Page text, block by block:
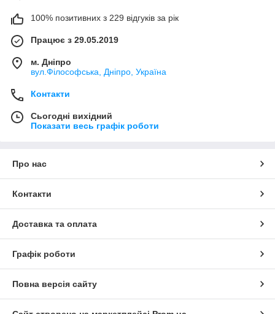
100% позитивних з 229 відгуків за рік
Працює з 29.05.2019
м. Дніпро
вул.Філософська, Дніпро, Україна
Контакти
Сьогодні вихідний
Показати весь графік роботи
Про нас
Контакти
Доставка та оплата
Графік роботи
Повна версія сайту